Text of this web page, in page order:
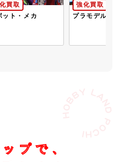
買取
ット・メカ
強化買取
プラモデル
プで、